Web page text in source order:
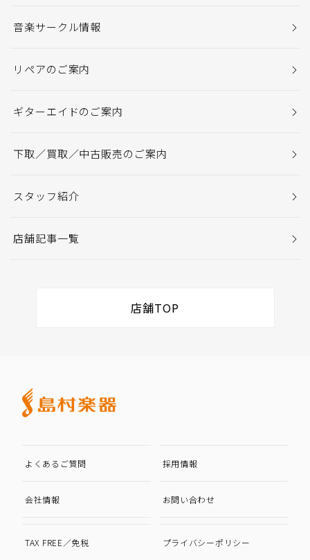
音楽サークル情報
リペアのご案内
ギターエイドのご案内
下取／買取／中古販売のご案内
スタッフ紹介
店舗記事一覧
店舗TOP
よくあるご質問 採用情報
会社情報 お問い合わせ
TAX FREE／免税 プライバシーポリシー